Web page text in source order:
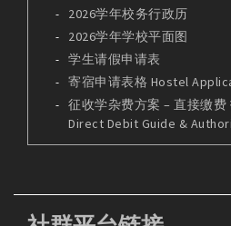
2026学年校务行政历
2026学年学校平面图
学生请假申请表
寄宿申请表格 Hostel
征收学杂费方案 – 直接缴费
Direct Debit Guide &